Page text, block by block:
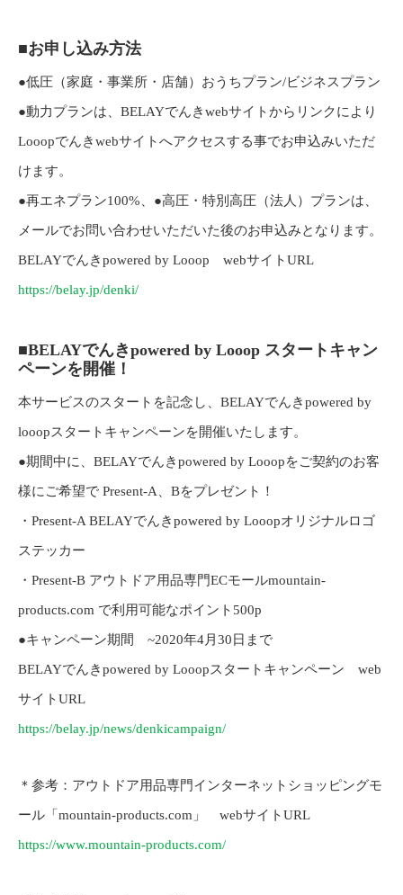
■お申し込み方法
●低圧（家庭・事業所・店舗）おうちプラン/ビジネスプラン
●動力プランは、BELAYでんきwebサイトからリンクにより
Looopでんきwebサイトへアクセスする事でお申込みいただ
けます。
●再エネプラン100%、●高圧・特別高圧（法人）プランは、
メールでお問い合わせいただいた後のお申込みとなります。
BELAYでんきpowered by Looop webサイトURL
https://belay.jp/denki/
■BELAYでんきpowered by Looop スタートキャン
ペーンを開催！
本サービスのスタートを記念し、BELAYでんきpowered by
looopスタートキャンペーンを開催いたします。
●期間中に、BELAYでんきpowered by Looopをご契約のお客
様にご希望で Present-A、Bをプレゼント！
・Present-A BELAYでんきpowered by Looopオリジナルロゴ
ステッカー
・Present-B アウトドア用品専門ECモールmountain-
products.com で利用可能なポイント500p
●キャンペーン期間 ~2020年4月30日まで
BELAYでんきpowered by Looopスタートキャンペーン web
サイトURL
https://belay.jp/news/denkicampaign/
＊参考：アウトドア用品専門インターネットショッピングモ
ール「mountain-products.com」 webサイトURL
https://www.mountain-products.com/